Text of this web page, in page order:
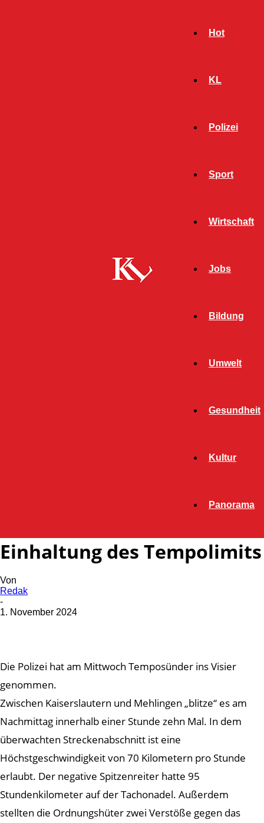
Hot
KL
Polizei
Sport
Wirtschaft
Jobs
Bildung
Umwelt
Gesundheit
Kultur
Panorama
Polizei überwacht Einhaltung des Tempolimits
Einhaltung des Tempolimits
Von
Redak
-
1. November 2024
Die Polizei hat am Mittwoch Temposünder ins Visier
genommen.
Zwischen Kaiserslautern und Mehlingen „blitze“ es am
Nachmittag innerhalb einer Stunde zehn Mal. In dem
überwachten Streckenabschnitt ist eine
Höchstgeschwindigkeit von 70 Kilometern pro Stunde
erlaubt. Der negative Spitzenreiter hatte 95
Stundenkilometer auf der Tachonadel. Außerdem
stellten die Ordnungshüter zwei Verstöße gegen das